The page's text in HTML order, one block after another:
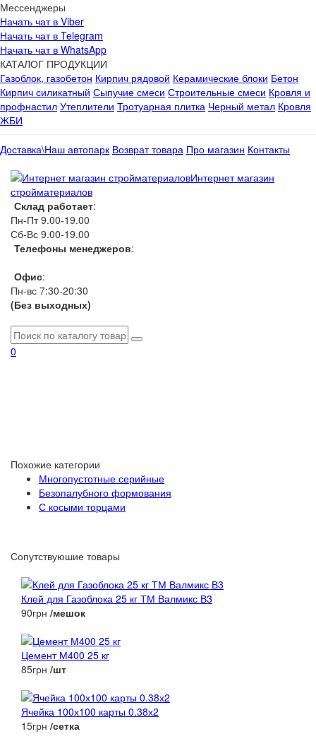
Мессенджеры
Начать чат в Viber
Начать чат в Telegram
Начать чат в WhatsApp
КАТАЛОГ ПРОДУКЦИИ
Газоблок, газобетон Кирпич рядовой Керамические блоки Бетон
Кирпич силикатный Сыпучие смеси Строительные смеси Кровля и
профнастил Утеплители Тротуарная плитка Черный метал Кровля
ЖБИ
Доставка\Наш автопарк Возврат товара Про магазин Контакты
Интернет магазин
стройматериалов
Склад работает:
Пн-Пт 9.00-19.00
Сб-Вс 9.00-19.00
Телефоны менеджеров:
Офис:
Пн-вс 7:30-20:30
(Без выходных)
0
Похожие категории
Многопустотные серийные
Безопалубного формования
С косыми торцами
Сопутствуюшие товары
Клей для Газоблока 25 кг ТМ Валмикс В3
90грн /мешок
Цемент М400 25 кг
85грн /шт
Ячейка 100х100 карты 0.38х2
15грн /сетка